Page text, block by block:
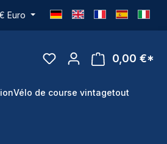
Euro
0,00 €*
Vélo de course vintagetout